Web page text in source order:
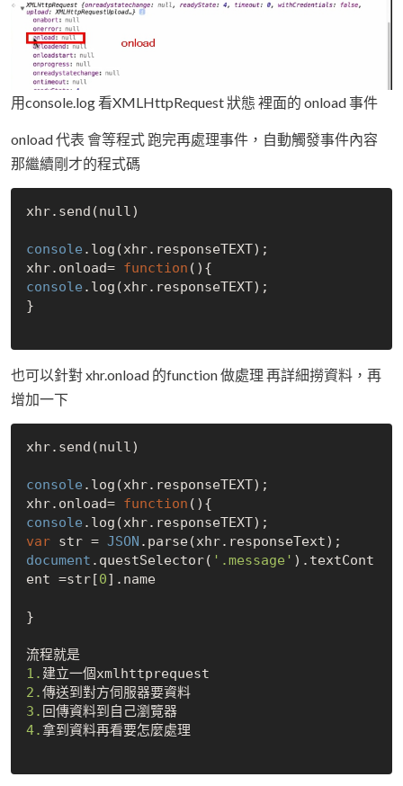
用console.log 看XMLHttpRequest 狀態 裡面的 onload 事件
onload 代表 會等程式 跑完再處理事件，自動觸發事件內容
那繼續剛才的程式碼
xhr.send(null)
console .log(xhr.responseTEXT);
xhr.onload= function ( )
console .log(xhr.responseTEXT);
}
也可以針對 xhr.onload 的function 做處理 再詳細撈資料，再
增加一下
xhr.send(null)
console .log(xhr.responseTEXT);
xhr.onload= function ( )
console
var str = JSON
document .questSelector( '.message' ).textCont
ent =str[0].name
}
流程就是
1.
2.
傳送到對方伺服器要資料
3.
回傳資料到自己瀏覽器
4.拿到資料再看要怎麼處理